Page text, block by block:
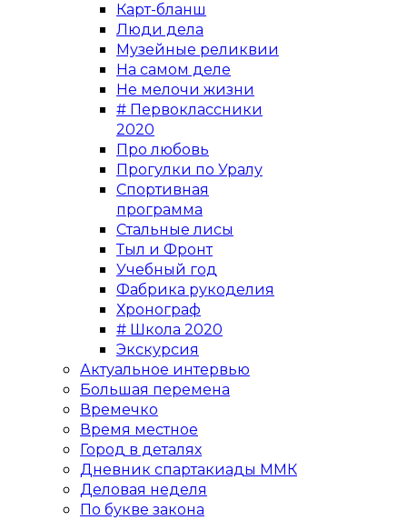
Карт-бланш
Люди дела
Музейные реликвии
На самом деле
Не мелочи жизни
# Первоклассники
2020
Про любовь
Прогулки по Уралу
Спортивная
программа
Стальные лисы
Тыл и Фронт
Учебный год
Фабрика рукоделия
Хронограф
# Школа 2020
Экскурсия
Актуальное интервью
Большая перемена
Времечко
Время местное
Город в деталях
Дневник спартакиады ММК
Деловая неделя
По букве закона